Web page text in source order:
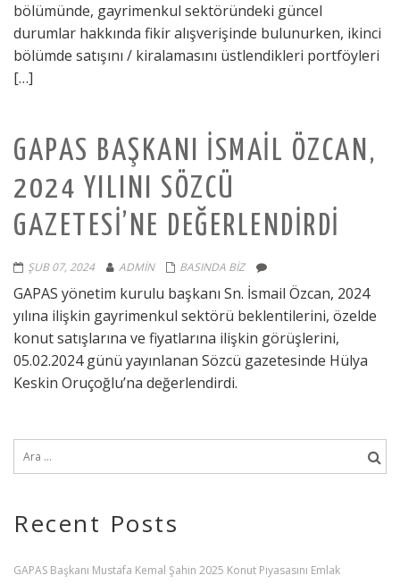
bölümünde, gayrimenkul sektöründeki güncel
durumlar hakkında fikir alışverişinde bulunurken, ikinci
bölümde satışını / kiralamasını üstlendikleri portföyleri
[…]
GAPAS BAŞKANI İSMAIL ÖZCAN,
2024 YILINI SÖZCÜ
GAZETESI’NE DEĞERLENDIRDI
ŞUB 07, 2024 ADMIN BASINDA BIZ
GAPAS yönetim kurulu başkanı Sn. İsmail Özcan, 2024
yılına ilişkin gayrimenkul sektörü beklentilerini, özelde
konut satışlarına ve fiyatlarına ilişkin görüşlerini,
05.02.2024 günü yayınlanan Sözcü gazetesinde Hülya
Keskin Oruçoğlu’na değerlendirdi.
Recent Posts
GAPAS Başkanı Mustafa Kemal Şahin 2025 Konut Piyasasını Emlak